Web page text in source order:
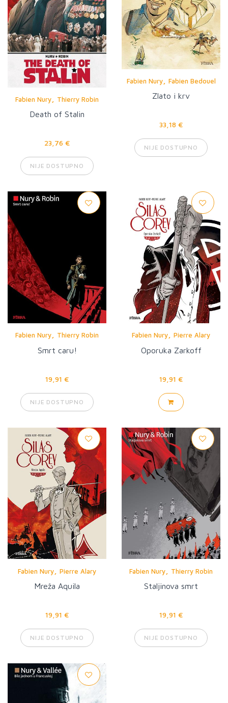
Fabien Nury Thierry Robin
Death of Stalin
23,76 €
NIJE DOSTUPNO
Fabien Nury, Fabien Bedouel
Zlato i krv
33,18 €
NIJE DOSTUPNO
Fabien Nury, Thierry Robin
Smrt caru!
19,91 €
NIJE DOSTUPNO
Fabien Nury, Pierre Alary
Oporuka Zarkoff
19,91 €
Fabien Nury Pierre Alary
Mreža Aquila
19,91 €
NIJE DOSTUPNO
Fabien Nury Thierry Robin
Staljinova smrt
19,91 €
NIJE DOSTUPNO